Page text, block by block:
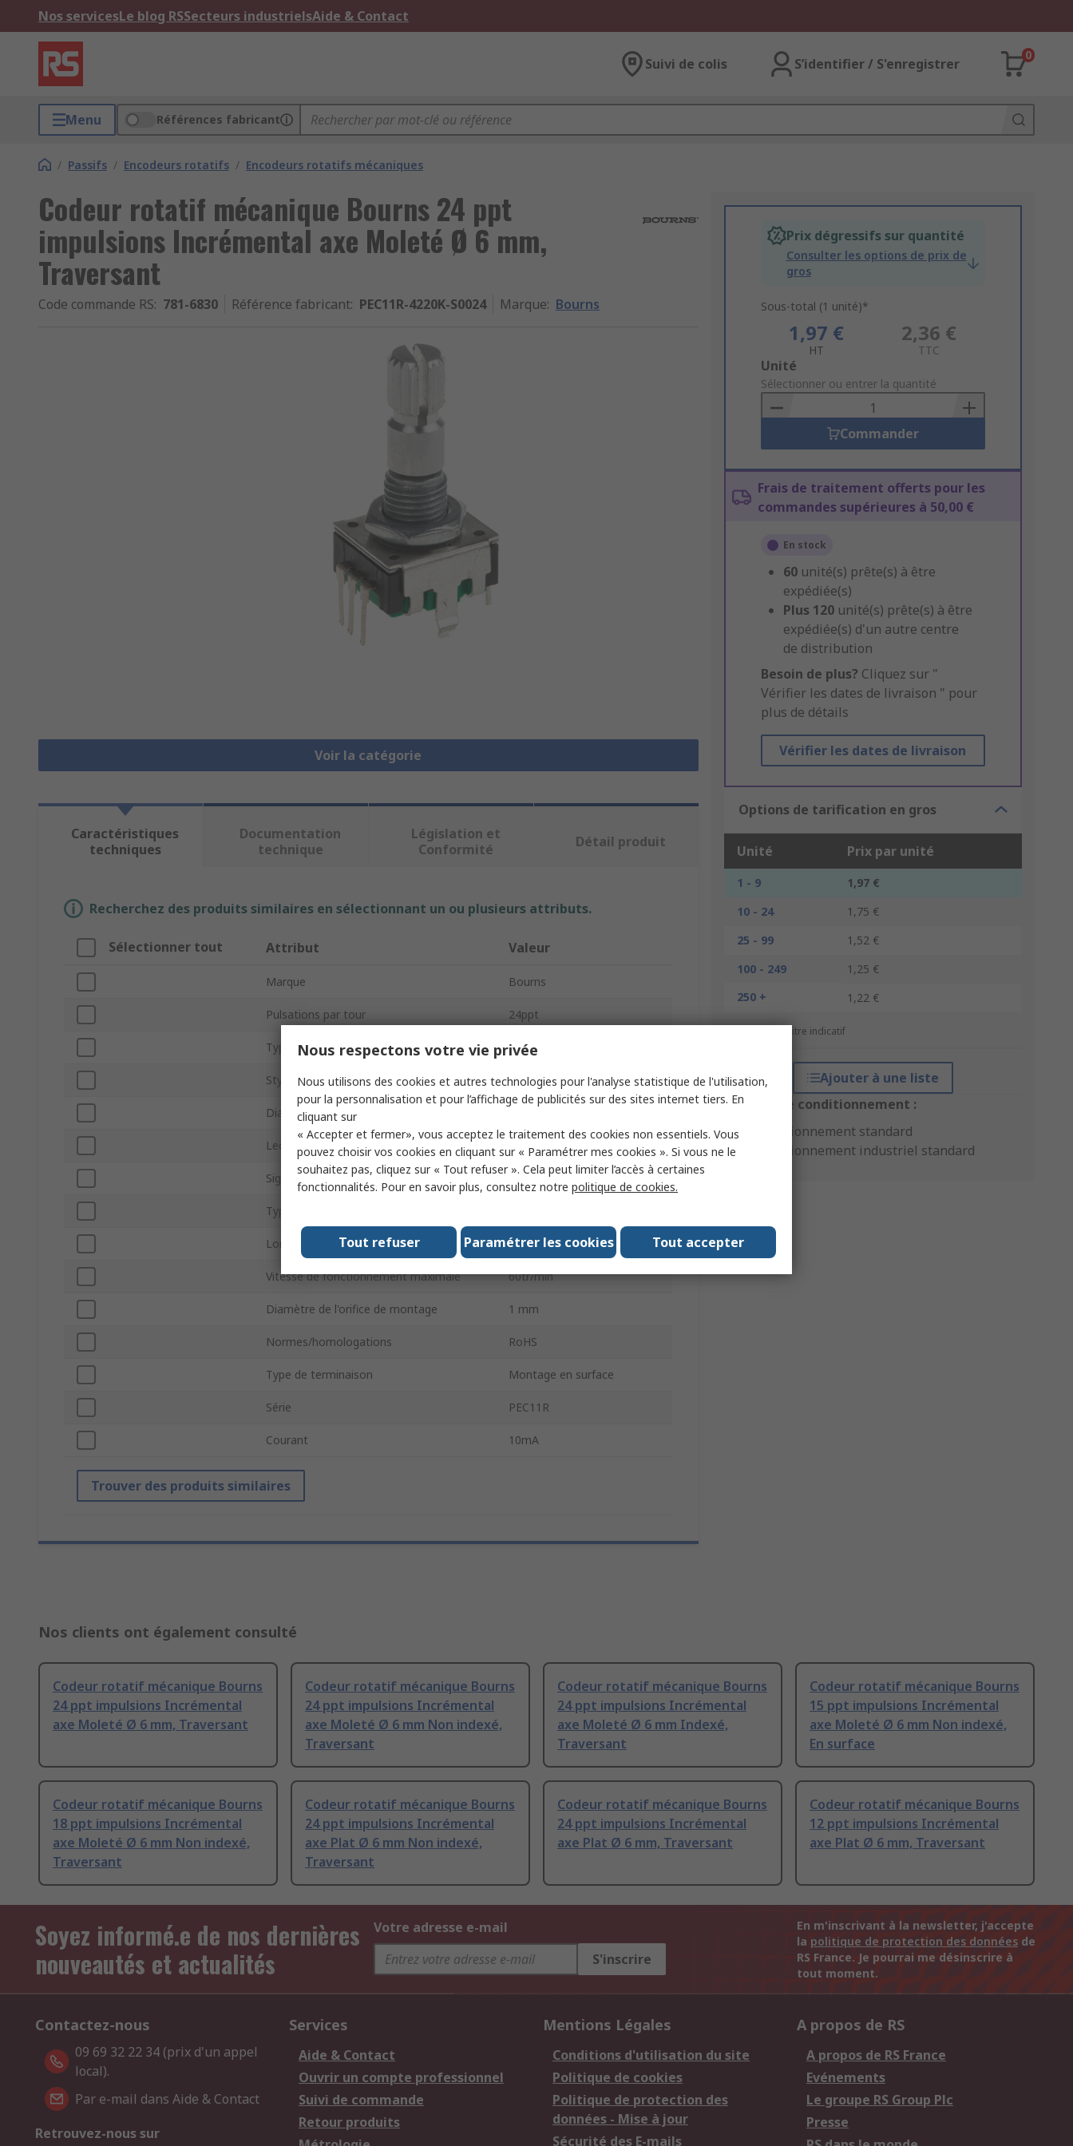
Nos servicesLe blog RSSecteurs industrielsAide & Contact
Suivi de colis S’identifier / S'enregistrer
0
Menu Références fabricant
/ Passifs / Encodeurs rotatifs / Encodeurs rotatifs mécaniques
Codeur rotatif mécanique Bourns 24 ppt
impulsions Incrémental axe Moleté Ø 6 mm,
Traversant
Code commande RS: 781-6830 Référence fabricant: PEC11R-4220K-S0024 Marque: Bourns
Voir la catégorie
Prix dégressifs sur quantité
Consulter les options de prix de
gros
Sous-total (1 unité)*
1,97 €
HT
2,36 €
TTC
Add
to
Basket
Unité
Sélectionner ou entrer la quantité
Commander
Frais de traitement offerts pour les
commandes supérieures à 50,00 €
En stock
60 unité(s) prête(s) à être
expédiée(s)
Plus 120 unité(s) prête(s) à être
expédiée(s) d'un autre centre
de distribution
Besoin de plus? Cliquez sur "
Vérifier les dates de livraison " pour
plus de détails
Vérifier les dates de livraison
Options de tarification en gros
Unité Prix par unité
1 - 9
1,97 €
10 - 24
1,75 €
25 - 99
1,52 €
100 - 249
1,25 €
250 +
1,22 €
*Prix donné à titre indicatif
Ajouter à une liste
Options de conditionnement :
Conditionnement standard
Conditionnement industriel standard
Caractéristiques
techniques
Documentation
technique
Législation et
Conformité
Détail produit
Recherchez des produits similaires en sélectionnant un ou plusieurs attributs.
Sélectionner tout Attribut Valeur
Marque Bourns
Pulsations par tour 24ppt
Type de produit Codeur rotatif mécanique
Style de l'axe Moleté
Diamètre d'arbre
Lecture d'encodeur Incrémental
Signal d'encodeur Onde carrée numérique
Type de montage
Longueur d'arbre 20mm
Vitesse de fonctionnement maximale 60tr/min
Diamètre de l'orifice de montage 1 mm
Normes/homologations RoHS
Type de terminaison Montage en surface
Série PEC11R
Courant 10mA
Trouver des produits similaires
Nos clients ont également consulté
Codeur rotatif mécanique Bourns
24 ppt impulsions Incrémental
axe Moleté Ø 6 mm, Traversant
Codeur rotatif mécanique Bourns
24 ppt impulsions Incrémental
axe Moleté Ø 6 mm Non indexé,
Traversant
Codeur rotatif mécanique Bourns
24 ppt impulsions Incrémental
axe Moleté Ø 6 mm Indexé,
Traversant
Codeur rotatif mécanique Bourns
15 ppt impulsions Incrémental
axe Moleté Ø 6 mm Non indexé,
En surface
Codeur rotatif mécanique Bourns
18 ppt impulsions Incrémental
axe Moleté Ø 6 mm Non indexé,
Traversant
Codeur rotatif mécanique Bourns
24 ppt impulsions Incrémental
axe Plat Ø 6 mm Non indexé,
Traversant
Codeur rotatif mécanique Bourns
24 ppt impulsions Incrémental
axe Plat Ø 6 mm, Traversant
Codeur rotatif mécanique Bourns
12 ppt impulsions Incrémental
axe Plat Ø 6 mm, Traversant
Soyez informé.e de nos dernières
nouveautés et actualités
Votre adresse e-mail
S'inscrire
En m'inscrivant à la newsletter, j'accepte
la politique de protection des données de
RS France. Je pourrai me désinscrire à
tout moment.
Contactez-nous
09 69 32 22 34 (prix d'un appel
local).
Par e-mail dans Aide & Contact
Retrouvez-nous sur
Services
Aide & Contact
Ouvrir un compte professionnel
Suivi de commande
Retour produits
Mentions Légales
Conditions d'utilisation du site
Politique de cookies
Politique de protection des
données - Mise à jour
Sécurité des E-mails
A propos de RS
A propos de RS France
Evénements
Le groupe RS Group Plc
Presse
Nous respectons votre vie privée
Nous utilisons des cookies et autres technologies pour l'analyse statistique de l'utilisation,
pour la personnalisation et pour l’affichage de publicités sur des sites internet tiers. En
cliquant sur
« Accepter et fermer», vous acceptez le traitement des cookies non essentiels. Vous
pouvez choisir vos cookies en cliquant sur « Paramétrer mes cookies ». Si vous ne le
souhaitez pas, cliquez sur « Tout refuser ». Cela peut limiter l’accès à certaines
fonctionnalités. Pour en savoir plus, consultez notre politique de cookies.
Tout accepter
Paramétrer les cookies
Tout refuser